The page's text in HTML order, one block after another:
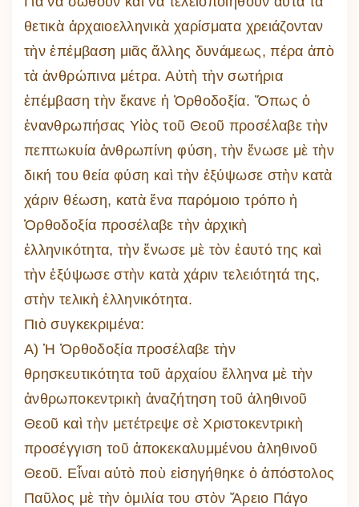
θετικὰ ἀρχαιοελληνικὰ χαρίσματα χρειάζονταν
τὴν ἐπέμβαση μιᾶς ἄλλης δυνάμεως, πέρα ἀπὸ
τὰ ἀνθρώπινα μέτρα. Αὐτὴ τὴν σωτήρια
ἐπέμβαση τὴν ἔκανε ἡ Ὀρθοδοξία. Ὅπως ὁ
ἐνανθρωπήσας Υἱὸς τοῦ Θεοῦ προσέλαβε τὴν
πεπτωκυία ἀνθρωπίνη φύση, τὴν ἕνωσε μὲ τὴν
δική του θεία φύση καὶ τὴν ἐξύψωσε στὴν κατὰ
χάριν θέωση, κατὰ ἕνα παρόμοιο τρόπο ἡ
Ὀρθοδοξία προσέλαβε τὴν ἀρχικὴ
ἑλληνικότητα, τὴν ἕνωσε μὲ τὸν ἑαυτό της καὶ
τὴν ἐξύψωσε στὴν κατὰ χάριν τελειότητά της,
στὴν τελικὴ ἑλληνικότητα.
Πιὸ συγκεκριμένα:
Α) Ἡ Ὀρθοδοξία προσέλαβε τὴν
θρησκευτικότητα τοῦ ἀρχαίου ἕλληνα μὲ τὴν
ἀνθρωποκεντρικὴ ἀναζήτηση τοῦ ἀληθινοῦ
Θεοῦ καὶ τὴν μετέτρεψε σὲ Χριστοκεντρικὴ
προσέγγιση τοῦ ἀποκεκαλυμμένου ἀληθινοῦ
Θεοῦ. Εἶναι αὐτὸ ποὺ εἰσηγήθηκε ὁ ἀπόστολος
Παῦλος μὲ τὴν ὁμιλία του στὸν Ἄρειο Πάγο